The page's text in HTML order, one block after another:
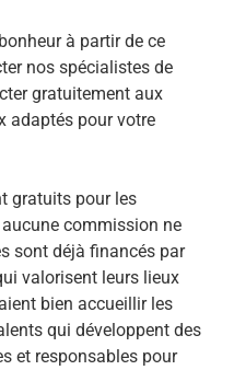
à partir de ce
nos spécialistes de
gratuitement aux
adaptés pour votre
gratuits pour les
commission ne
sont déjà financés par
valorisent leurs lieux
bien accueillir les
qui développent des
et responsables pour